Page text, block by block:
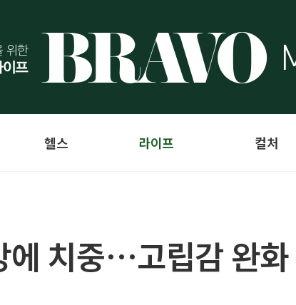
헬스 라이프 컬처
치중…고립감 완